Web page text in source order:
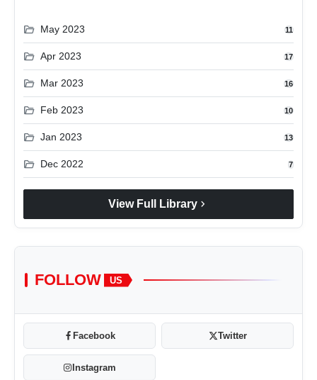
folder_open May 2023 11
folder_open Apr 2023 17
folder_open Mar 2023 16
folder_open Feb 2023 10
folder_open Jan 2023 13
folder_open Dec 2022 7
View Full Library chevron_right
FOLLOW US
Facebook Twitter
Instagram